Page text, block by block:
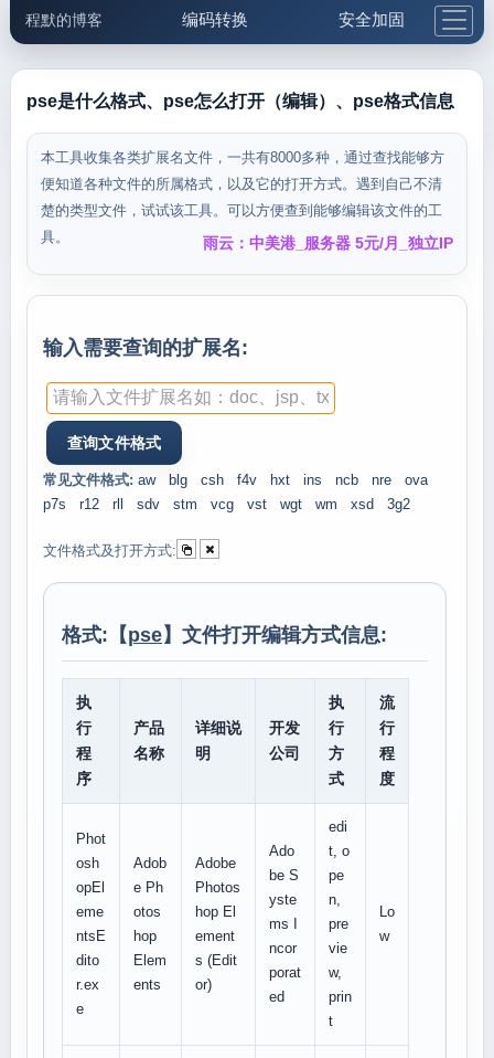
程默的博客 编码转换 安全加固
邮件工具 生活便民 更多工具
5.1支付宝大红包
pse是什么格式、pse怎么打开（编辑）、pse格式信息
本工具收集各类扩展名文件，一共有8000多种，通过查找能够方
便知道各种文件的所属格式，以及它的打开方式。遇到自己不清
楚的类型文件，试试该工具。可以方便查到能够编辑该文件的工
具。
雨云：中美港_服务器 5元/月_独立IP
输入需要查询的扩展名:
常见文件格式: aw blg csh f4v hxt ins ncb nre
ova
p7s
r12 rll sdv stm vcg vst wgt wm xsd 3g2
文件格式及打开方式:
格式:【pse】文件打开编辑方式信息:
执
行
程
序
产品
名称
详细说
明
开发
公司
执
行
方
式
流
行
程
度
Phot
osh
opEl
eme
ntsE
dito
r.ex
e
Adob
e Ph
otos
hop
Elem
ents
Adobe
Photos
hop El
ement
s (Edit
or)
Ado
be S
yste
ms I
ncor
porat
ed
edi
t, o
pe
n,
pre
vie
w,
prin
t
Lo
w